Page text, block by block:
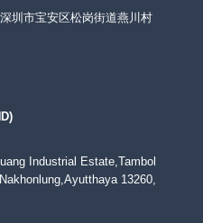
圳市宝安区松岗街道燕川村
Industrial Estate,Tambol
13260,